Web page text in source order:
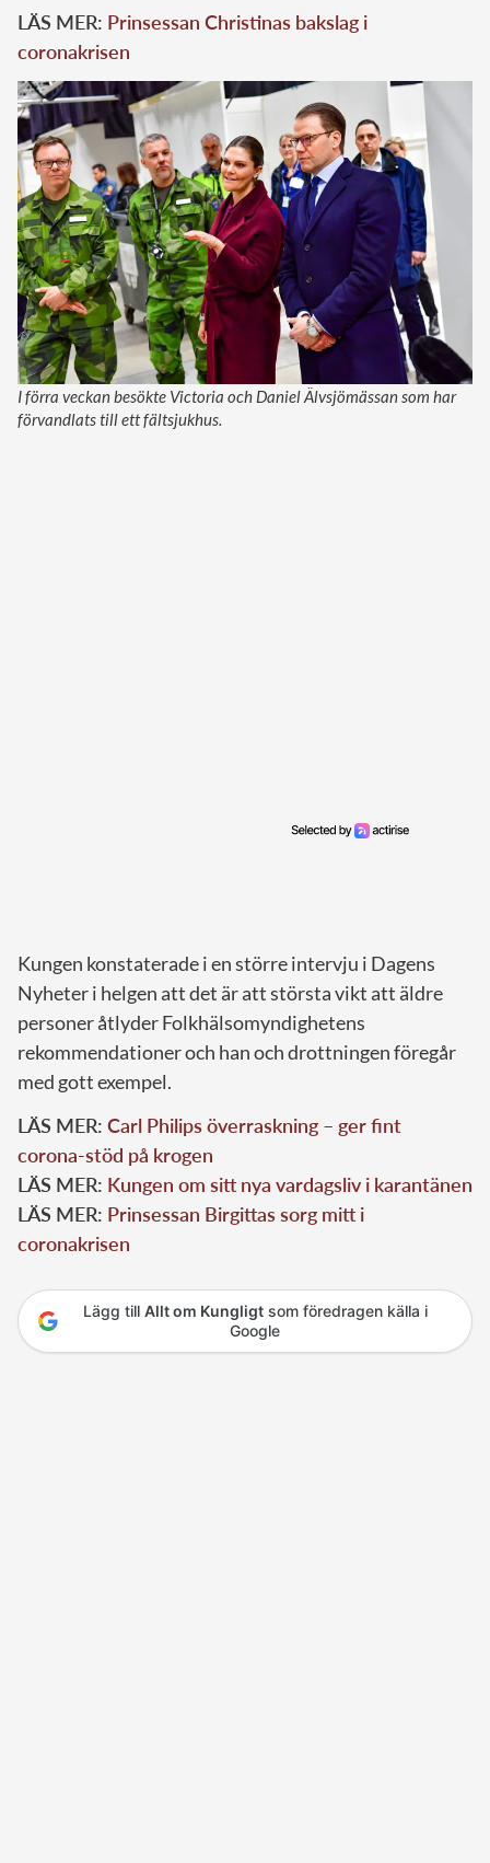
LÄS MER: Prinsessan Christinas bakslag i
coronakrisen
I förra veckan besökte Victoria och Daniel Älvsjömässan som har
förvandlats till ett fältsjukhus.
Kungen konstaterade i en större intervju i Dagens
Nyheter i helgen att det är att största vikt att äldre
personer åtlyder Folkhälsomyndighetens
rekommendationer och han och drottningen föregår
med gott exempel.
LÄS MER: Carl Philips överraskning – ger fint
corona-stöd på krogen
LÄS MER: Kungen om sitt nya vardagsliv i karantänen
LÄS MER: Prinsessan Birgittas sorg mitt i
coronakrisen
Lägg till Allt om Kungligtsom föredragen källa i
Google